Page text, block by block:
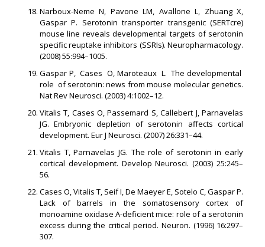
Narboux-Neme N, Pavone LM, Avallone L, Zhuang X,
Gaspar P. Serotonin transporter transgenic (SERTcre)
mouse line reveals developmental targets of serotonin
specific reuptake inhibitors (SSRIs). Neuropharmacology.
(2008) 55:994–1005.
Gaspar P, Cases O, Maroteaux L. The developmental
role of serotonin: news from mouse molecular genetics.
Nat Rev Neurosci. (2003) 4:1002–12.
Vitalis T, Cases O, Passemard S, Callebert J, Parnavelas
JG. Embryonic depletion of serotonin affects cortical
development. Eur J Neurosci. (2007) 26:331–44.
Vitalis T, Parnavelas JG. The role of serotonin in early
cortical development. Develop Neurosci. (2003) 25:245–
56.
Cases O, Vitalis T, Seif I, De Maeyer E, Sotelo C, Gaspar P.
Lack of barrels in the somatosensory cortex of
monoamine oxidase A-deficient mice: role of a serotonin
excess during the critical period. Neuron. (1996) 16:297–
307.